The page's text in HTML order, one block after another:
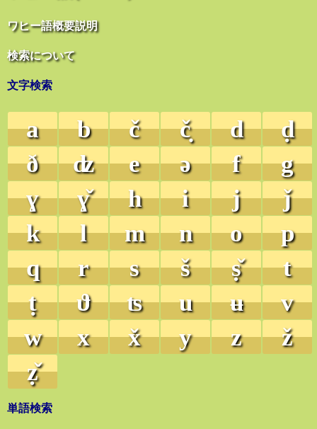
ワヒー語概要説明
検索について
文字検索
a b č č̣ d
ḍ
ð
ʣ e ə f
g
ɣ
ɣ̌ h i j
ǰ
k
l m n o
p
q
r s š ṣ̌
t
ṭ
ϑ ʦ u ʉ
v
w
x x̌ y z
ž
ẓ̌
単語検索